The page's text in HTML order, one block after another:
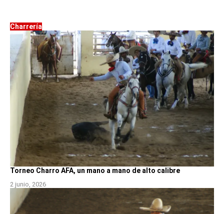
Charrería
Torneo Charro AFA, un mano a mano de alto calibre
2 junio, 2026